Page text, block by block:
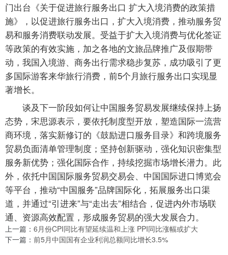
门出台《关于促进旅行服务出口 扩大入境消费的政策措
施》，以促进旅行服务出口，扩大入境消费，推动服务贸
易和服务消费联动发展。受益于扩大入境消费与优化签证
等政策的有效实施，加之各地的文旅品牌推广及假期带
动，我国入境游、商务出行需求稳步复苏，成功吸引了更
多国际游客来华旅行消费，前5个月旅行服务出口实现显
著增长。
谈及下一阶段如何让中国服务贸易发展继续保持上扬
态势，宋思源表示，要依托制度型开放，塑造国际一流营
商环境，落实新修订的《鼓励进口服务目录》和跨境服务
贸易负面清单管理制度；坚持创新驱动，强化知识密集型
服务新优势；强化国际合作，持续挖掘市场增长潜力。此
外，依托中国国际服务贸易交易会、中国国际进口博览会
等平台，推动“中国服务”品牌国际化，拓展服务出口渠
道，并通过“引进来”与“走出去”相结合，促进内外市场联
通、资源高效配置，形成服务贸易的强大发展合力。
上一篇： 6月份CPI同比有望延续温和上涨 PPI同比涨幅或扩大
下一篇： 前5月中国国有企业利润总额同比增长3.5%